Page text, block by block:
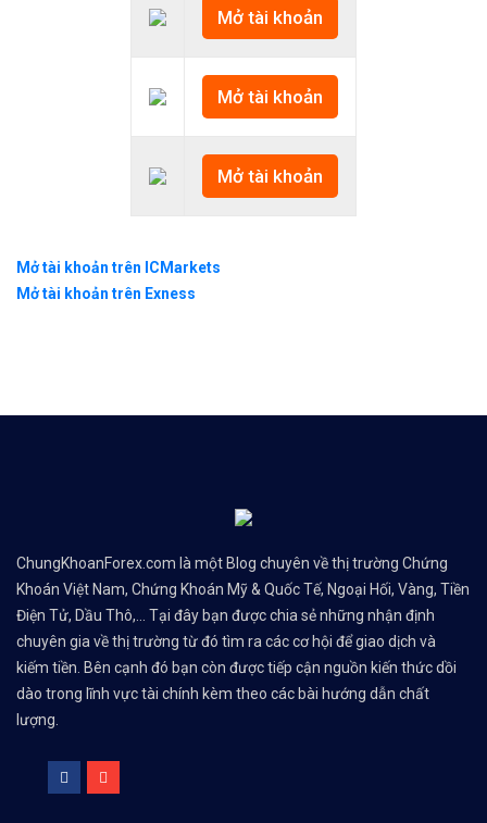
Chưa hỗ trợ Copy Trade
Hỗ trợ những coin chính
Đối với CopyTrade
Mở tài khoản
Mở tài khoản
Mở tài khoản
Mở tài khoản trên ICMarkets
Mở tài khoản trên Exness
ChungKhoanForex.com là một Blog chuyên về thị trường Chứng
Khoán Việt Nam, Chứng Khoán Mỹ & Quốc Tế, Ngoại Hối, Vàng, Tiền
Điện Tử, Dầu Thô,... Tại đây bạn được chia sẻ những nhận định
chuyên gia về thị trường từ đó tìm ra các cơ hội để giao dịch và
kiếm tiền. Bên cạnh đó bạn còn được tiếp cận nguồn kiến thức dồi
dào trong lĩnh vực tài chính kèm theo các bài hướng dẫn chất
lượng.